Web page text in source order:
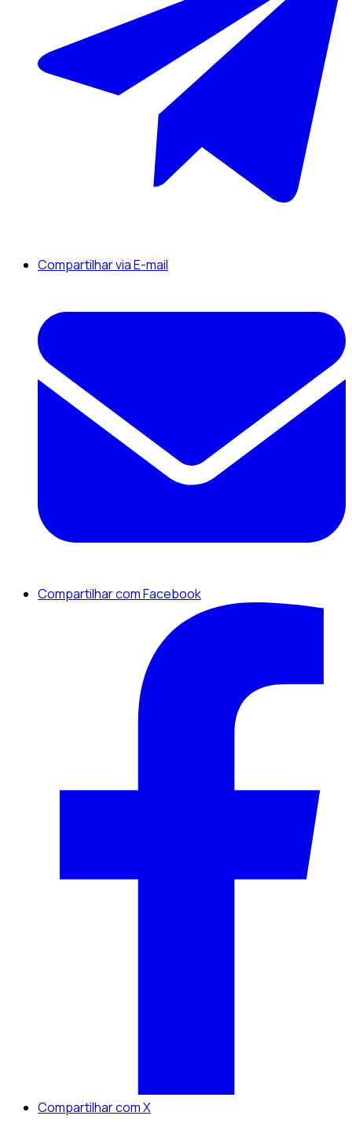
Compartilhar via E-mail
Compartilhar com Facebook
Compartilhar com X